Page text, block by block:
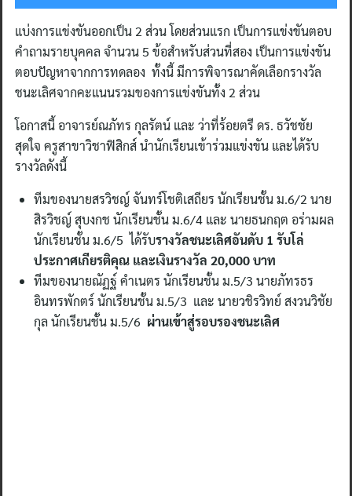
แบ่งการแข่งขันออกเป็น 2 ส่วน โดยส่วนแรก เป็นการแข่งขันตอบ
คําถามรายบุคคล จำนวน 5 ข้อสำหรับส่วนที่สอง เป็นการแข่งขัน
ตอบปัญหาจากการทดลอง ทั้งนี้ มีการพิจารณาคัดเลือกรางวัล
ชนะเลิศจากคะแนนรวมของการแข่งขันทั้ง 2 ส่วน
โอกาสนี้ อาจารย์ณภัทร กุลรัตน์ และ ว่าที่ร้อยตรี ดร. ธวัชชัย
สุดใจ ครูสาขาวิชาฟิสิกส์ นำนักเรียนเข้าร่วมแข่งขัน และได้รับ
รางวัลดังนี้
ทีมของนายสรวิชญ์ จันทร์โชติเสถียร นักเรียนชั้น ม.6/2 นาย
สิรวิชญ์ สุบงกช นักเรียนชั้น ม.6/4 และ นายธนกฤต อร่ามผล
นักเรียนชั้น ม.6/5 ได้รับรางวัลชนะเลิศอันดับ 1 รับโล่
ประกาศเกียรติคุณ และเงินรางวัล 20,000 บาท
ทีมของนายณัฏฐ์ คำเนตร นักเรียนชั้น ม.5/3 นายภัทรธร
อินทรพักตร์ นักเรียนชั้น ม.5/3 และ นายวชิรวิทย์ สงวนวิชัย
กุล นักเรียนชั้น ม.5/6 ผ่านเข้าสู่รอบรองชนะเลิศ